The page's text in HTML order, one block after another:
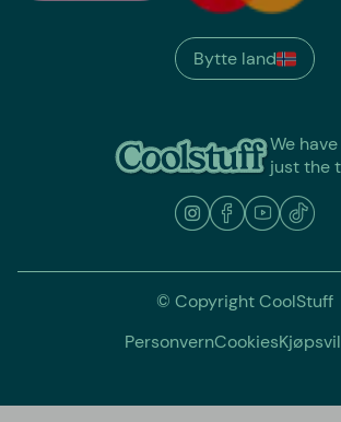
We have
just the
Bytte land
© Copyright CoolStuff
PersonvernCookies